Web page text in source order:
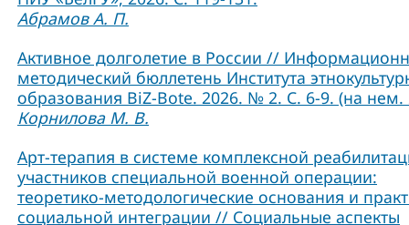
Абрамов А. П.
Активное долголетие в России //
методический бюллетень Института
образования BiZ-Bote. 2026. № 2. С. 6-9. (на нем.
Корнилова М. В.
Арт-терапия в системе комплексной
участников специальной военной операции:
теоретико-методологические основания и
социальной интеграции // Социальные аспекты